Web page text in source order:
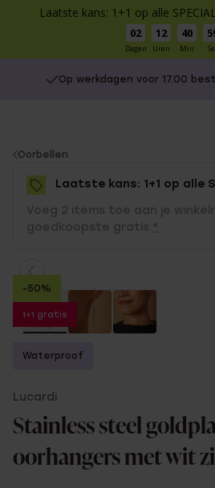
Laatste kans: 1+1 op alle
02
Dagen
12
Uren
40
Min
Op werkdagen voor 17.00
You
are
here:
Oorbellen
Laatste kans: 1+1 op alle
Voeg 2 items toe aan je
goedkoopste gratis. *
-50%
1+1 gratis
Waterproof
Lucardi
Stainless steel
oorhangers met wit